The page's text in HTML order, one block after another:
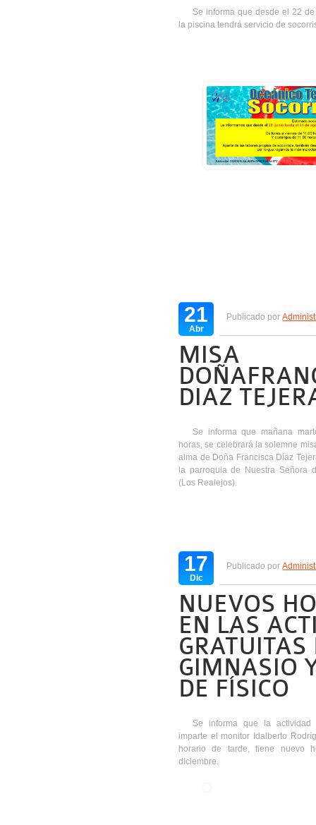
Se informa que desde el 22
la piscina tendrá servicio de
21
Abr
Publicado por
MISA
DIAZ
Se informa que mañana
horas, se celebrará la solemne
alma de Doña Francisca Díaz
la parroquia de Nuestra Señora
(Los Realejos).
17
Dic
Publicado por
NUEVOS
EN LAS
GRATUITAS
GIMNASIO
DE FÍSICO
Se informa que la actividad
imparte el monitor Idalberto
horario de tarde, tiene nuevo
diciembre.